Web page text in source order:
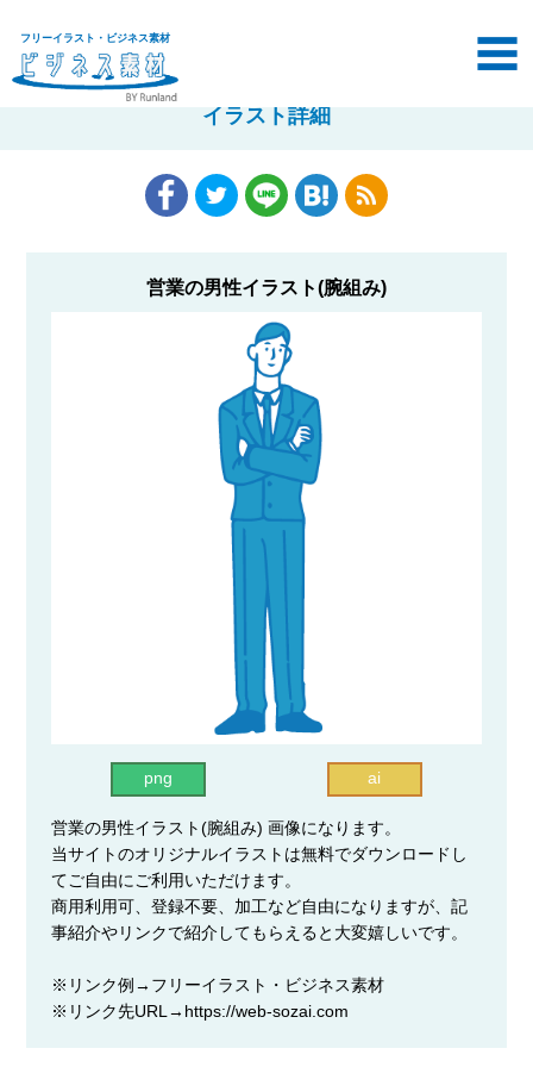
フリーイラスト・ビジネス素材
イラスト詳細
営業の男性イラスト(腕組み)
png ai
営業の男性イラスト(腕組み) 画像になります。
当サイトのオリジナルイラストは無料でダウンロードし
てご自由にご利用いただけます。
商用利用可、登録不要、加工など自由になりますが、記
事紹介やリンクで紹介してもらえると大変嬉しいです。
※リンク例→フリーイラスト・ビジネス素材
※リンク先URL→https://web-sozai.com